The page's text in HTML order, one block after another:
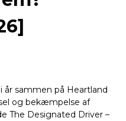
år sammen på Heartland
og bekæmpelse af
The Designated Driver –